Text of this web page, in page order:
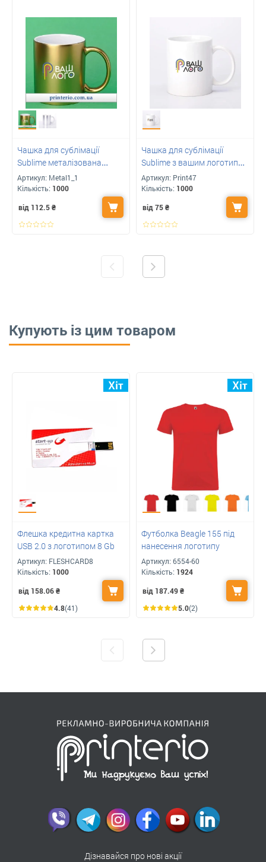
Чашка для сублімації
Sublime металізована
матова з логотипом 330 мл
Артикул: Metal1_1
Кількість: 1000
від 112.5₴
Чашка для сублімації
Sublime з вашим логотипом
біла матова 330 мл
Артикул: Print47
Кількість: 1000
від 75₴
Купують із цим товаром
Флешка кредитна картка
USB 2.0 з логотипом 8 Gb
Артикул: FLESHCARD8
Кількість: 1000
від 158.06₴
4.8(41)
Футболка Beagle 155 під
нанесення логотипу
Артикул: 6554-60
Кількість: 1924
від 187.49₴
5.0(2)
Дізнавайся про нові акції